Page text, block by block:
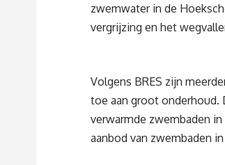
zwemwater in de
vergrijzing en het
Volgens BRES zijn
toe aan groot onderhoud.
verwarmde zwembaden
aanbod van zwembaden